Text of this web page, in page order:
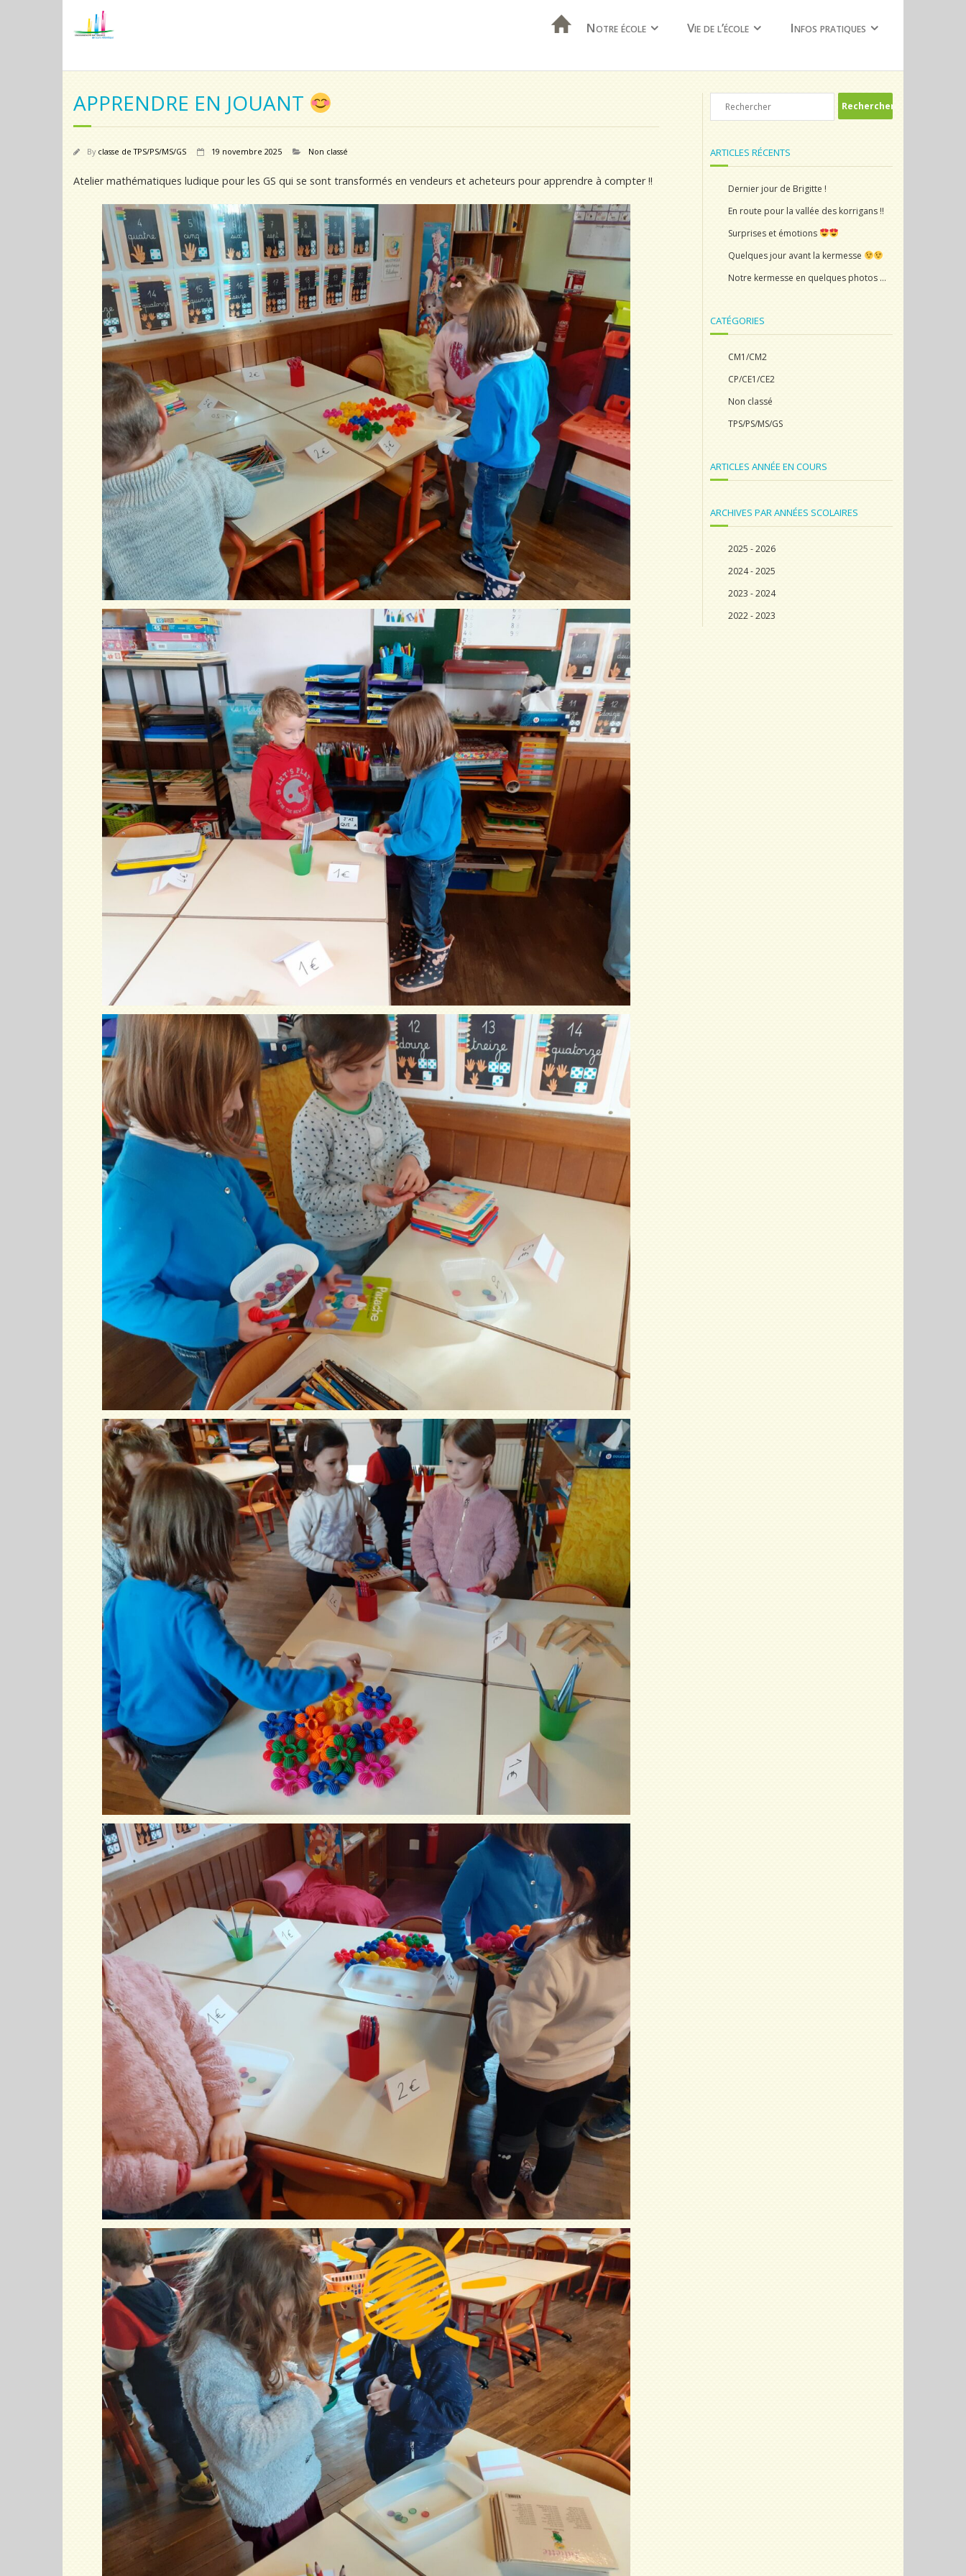
Notre école Vie de l’école Infos pratiques
APPRENDRE EN JOUANT
By classe de TPS/PS/MS/GS 19 novembre 2025 Non classé
Atelier mathématiques ludique pour les GS qui se sont transformés en vendeurs et acheteurs pour apprendre à compter !!
ARTICLES RÉCENTS
Dernier jour de Brigitte !
En route pour la vallée des korrigans !!
Surprises et émotions
Quelques jour avant la kermesse
Notre kermesse en quelques photos …
CATÉGORIES
CM1/CM2
CP/CE1/CE2
Non classé
TPS/PS/MS/GS
ARTICLES ANNÉE EN COURS
ARCHIVES PAR ANNÉES SCOLAIRES
2025 - 2026
2024 - 2025
2023 - 2024
2022 - 2023